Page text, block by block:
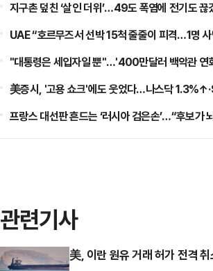
지구촌 덮친 ‘살인 더위’…49도 폭염에 전기도 끊
UAE “호르무즈서 선박 15척 줄줄이 피격…1명
"대통령은 세입자일 뿐"…'400만달러 백악관 연
美증시, '고용 쇼크'에도 웃었다…나스닥
프랑스 대선판 흔드는 ‘러시아 검은손’…“후보가
관련기사
美, 이란 원유 거래 허가 전격